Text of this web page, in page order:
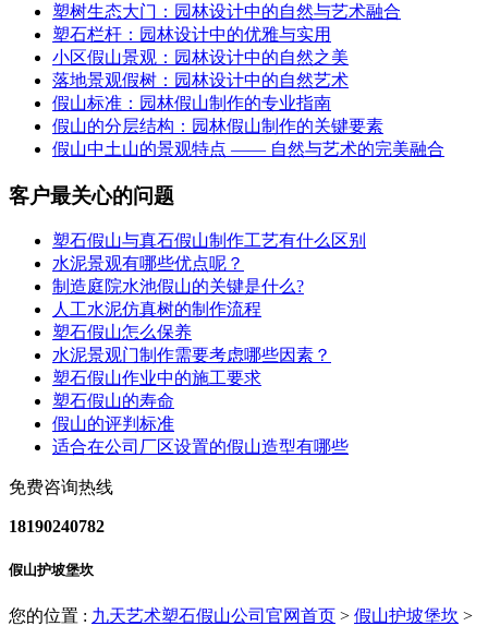
塑树生态大门：园林设计中的自然与艺术融合
塑石栏杆：园林设计中的优雅与实用
小区假山景观：园林设计中的自然之美
落地景观假树：园林设计中的自然艺术
假山标准：园林假山制作的专业指南
假山的分层结构：园林假山制作的关键要素
假山中土山的景观特点 —— 自然与艺术的完美融合
客户最关心的问题
塑石假山与真石假山制作工艺有什么区别
水泥景观有哪些优点呢？
制造庭院水池假山的关键是什么?
人工水泥仿真树的制作流程
塑石假山怎么保养
水泥景观门制作需要考虑哪些因素？
塑石假山作业中的施工要求
塑石假山的寿命
假山的评判标准
适合在公司厂区设置的假山造型有哪些
免费咨询热线
18190240782
假山护坡堡坎
您的位置 : 九天艺术塑石假山公司官网首页 > 假山护坡堡坎 >